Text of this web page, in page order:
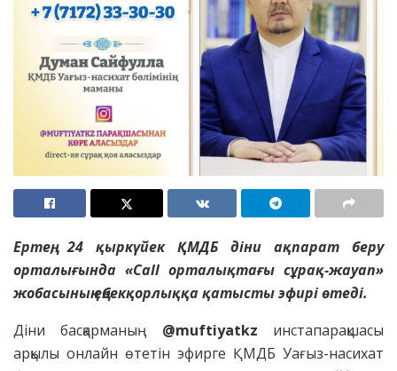
Ертең, 24 қыркүйек ҚМДБ діни ақпарат беру
орталығында «Call орталықтағы сұрақ-жауап»
жобасының еңбекқорлыққа қатысты эфирі өтеді.
Діни басқарманың @muftiyatkz инстапарақшасы
арқылы онлайн өтетін эфирге ҚМДБ Уағыз-насихат